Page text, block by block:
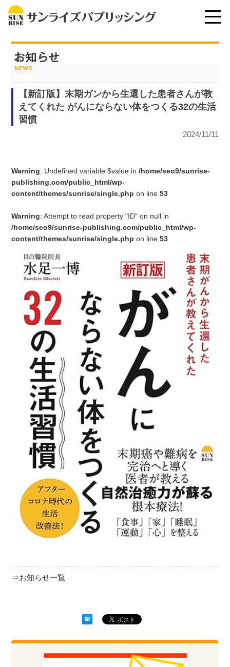
【新訂版】末期ガンから生還した患者さんが教
えてくれた がんにならない体をつくる32の生活
習慣
2024/11/11
Warning: Undefined variable $value in/home/seo9/sunrise-
publishing.com/public_html/wp-
content/themes/sunrise/single.php on line53
Warning: Attempt to read property "ID" on null in
/home/seo9/sunrise-publishing.com/public_html/wp-
content/themes/sunrise/single.php on line53
⇒お知らせ一覧